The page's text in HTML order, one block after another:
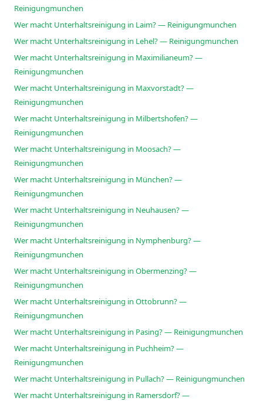
Reinigungmunchen
Wer macht Unterhaltsreinigung in Laim? — Reinigungmunchen
Wer macht Unterhaltsreinigung in Lehel? — Reinigungmunchen
Wer macht Unterhaltsreinigung in Maximilianeum? —
Reinigungmunchen
Wer macht Unterhaltsreinigung in Maxvorstadt? —
Reinigungmunchen
Wer macht Unterhaltsreinigung in Milbertshofen? —
Reinigungmunchen
Wer macht Unterhaltsreinigung in Moosach? —
Reinigungmunchen
Wer macht Unterhaltsreinigung in München? —
Reinigungmunchen
Wer macht Unterhaltsreinigung in Neuhausen? —
Reinigungmunchen
Wer macht Unterhaltsreinigung in Nymphenburg? —
Reinigungmunchen
Wer macht Unterhaltsreinigung in Obermenzing? —
Reinigungmunchen
Wer macht Unterhaltsreinigung in Ottobrunn? —
Reinigungmunchen
Wer macht Unterhaltsreinigung in Pasing? — Reinigungmunchen
Wer macht Unterhaltsreinigung in Puchheim? —
Reinigungmunchen
Wer macht Unterhaltsreinigung in Pullach? — Reinigungmunchen
Wer macht Unterhaltsreinigung in Ramersdorf? —